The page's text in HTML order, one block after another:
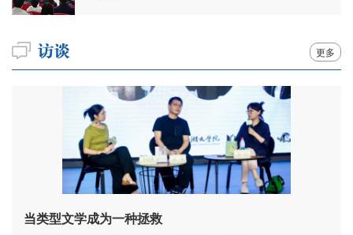
更多
当类型文学成为一种拯救